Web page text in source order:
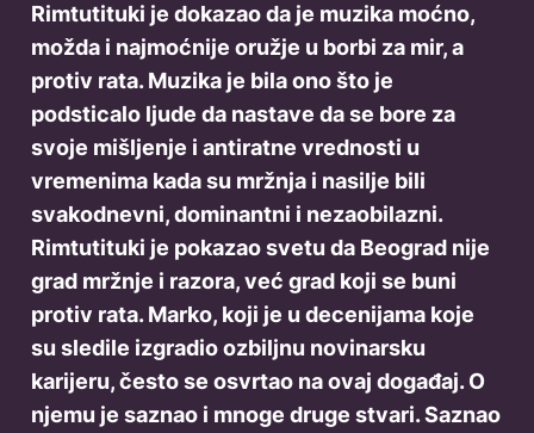
Rimtutituki je dokazao da je muzika moćno,
možda i najmoćnije oružje u borbi za mir, a
protiv rata. Muzika je bila ono što je
podsticalo ljude da nastave da se bore za
svoje mišljenje i antiratne vrednosti u
vremenima kada su mržnja i nasilje bili
svakodnevni, dominantni i nezaobilazni.
Rimtutituki je pokazao svetu da Beograd nije
grad mržnje i razora, već grad koji se buni
protiv rata. Marko, koji je u decenijama koje
su sledile izgradio ozbiljnu novinarsku
karijeru, često se osvrtao na ovaj događaj. O
njemu je saznao i mnoge druge stvari. Saznao